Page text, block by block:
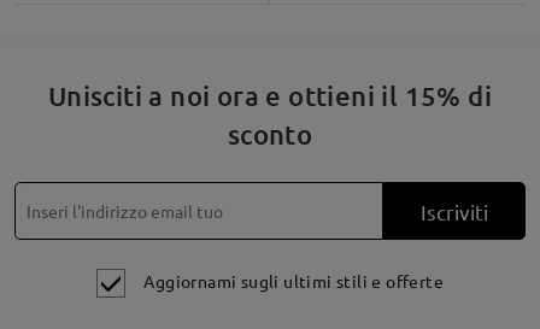
Unisciti a noi ora e ottieni il 15% di
sconto
Iscriviti
Aggiornami sugli ultimi stili e offerte